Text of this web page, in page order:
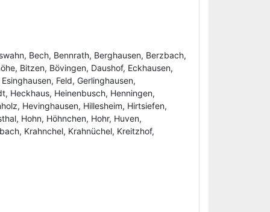
Bech, Bennrath, Berghausen, Berzbach,
Bitzen, Bövingen, Daushof, Eckhausen,
Feld, Gerlinghausen,
Heckhaus, Heinenbusch, Henningen,
Hevinghausen, Hillesheim, Hirtsiefen,
Hohn, Höhnchen, Hohr, Huven,
Krahnchel, Krahnüchel, Kreitzhof,